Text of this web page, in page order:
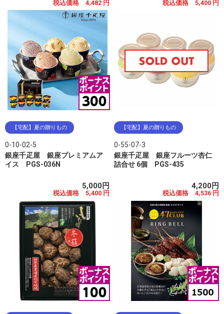
税込価格 4,482 円 税込価格 5,400 円
【宅配】夏の贈りもの
0-10-02-5
銀座千疋屋 銀座プレミアムア
イス PGS-036N
5,000円
税込価格 5,400 円
【宅配】夏の贈りもの
0-55-07-3
銀座千疋屋 銀座フルーツ杏仁
詰合せ 6個 PGS-435
4,200円
税込価格 4,536 円